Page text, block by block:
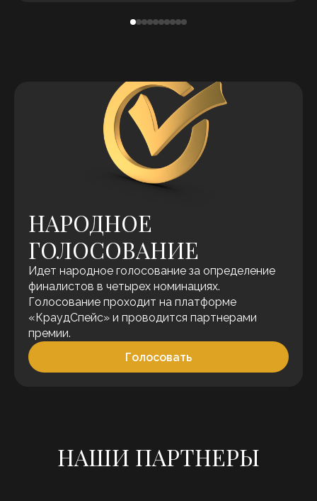
НАРОДНОЕ
ГОЛОСОВАНИЕ
Идет народное голосование за определение
финалистов в четырех номинациях.
Голосование проходит на платформе
«КраудСпейс» и проводится партнерами
премии.
Голосовать
НАШИ ПАРТНЕРЫ